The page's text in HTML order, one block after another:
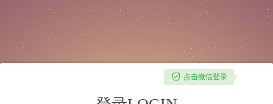
点击微信登录